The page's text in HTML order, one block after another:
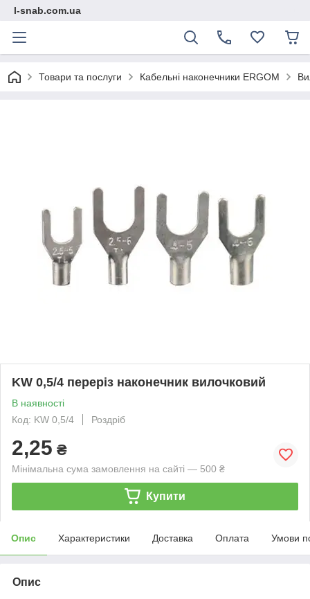
l-snab.com.ua
Товари та послуги Кабельні наконечники ERGOM
KW 0,5/4 переріз наконечник вилочковий
В наявності
Код: KW 0,5/4
Роздріб
2,25 ₴
Мінімальна сума замовлення на сайті — 500 ₴
Купити
Опис Характеристики Доставка Оплата Умови
Опис